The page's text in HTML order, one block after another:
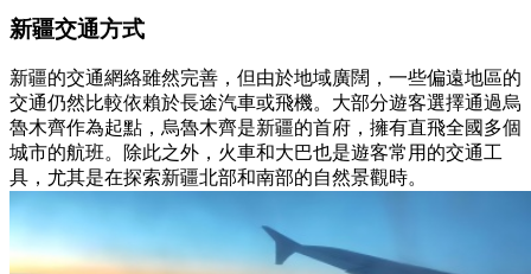
新疆交通方式
新疆的交通網絡雖然完善，但由於地域廣闊，一些偏遠地區的
交通仍然比較依賴於長途汽車或飛機。大部分遊客選擇通過烏
魯木齊作為起點，烏魯木齊是新疆的首府，擁有直飛全國多個
城市的航班。除此之外，火車和大巴也是遊客常用的交通工
具，尤其是在探索新疆北部和南部的自然景觀時。